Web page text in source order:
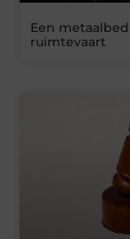
Een
ruimtevaart